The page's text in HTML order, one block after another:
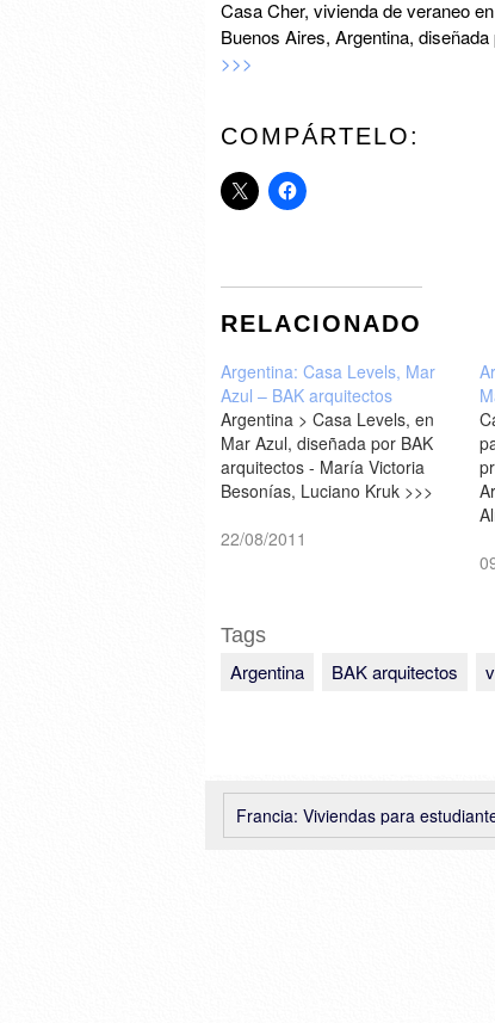
Casa Cher, vivienda de veraneo
Buenos Aires, Argentina,
>>>
COMPÁRTELO:
RELACIONADO
Argentina: Casa Levels, Mar
Azul – BAK arquitectos
Argentina > Casa Levels, en
Mar Azul, diseñada por BAK
arquitectos - María Victoria
Besonías, Luciano Kruk >>>
22/08/2011
Tags
Argentina BAK arquitectos
Francia: Viviendas para estudiantes en Bordeaux,